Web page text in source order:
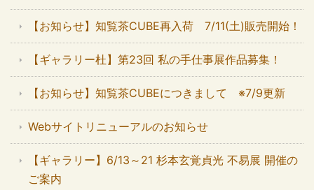
【お知らせ】知覧茶CUBE再入荷 7/11(土)販売開始！
【ギャラリー杜】第23回 私の手仕事展作品募集！
【お知らせ】知覧茶CUBEにつきまして ※7/9更新
Webサイトリニューアルのお知らせ
【ギャラリー】6/13～21 杉本玄覚貞光 不易展 開催の
ご案内